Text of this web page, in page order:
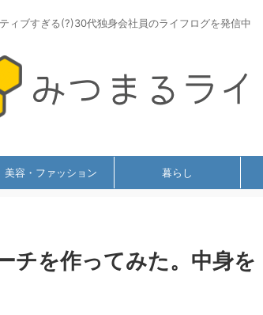
ィブすぎる(?)30代独身会社員のライフログを発信中
美容・ファッション 暮らし
チを作ってみた。中身を